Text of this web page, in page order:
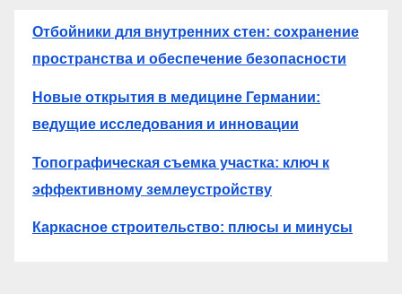
Отбойники для внутренних стен: сохранение
пространства и обеспечение безопасности
Новые открытия в медицине Германии:
ведущие исследования и инновации
Топографическая съемка участка: ключ к
эффективному землеустройству
Каркасное строительство: плюсы и минусы